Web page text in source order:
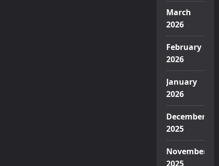
March
2026
February
2026
January
2026
December
2025
November
2025